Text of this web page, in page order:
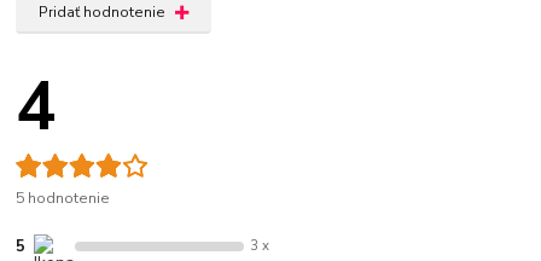
Pridať hodnotenie
4
5 hodnotenie
5 3 x